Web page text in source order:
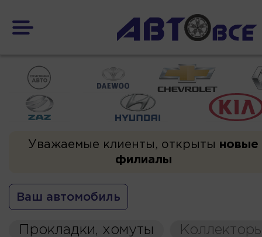
Уважаемые клиенты, открыты новые
филиалы
Ваш автомобиль
Прокладки, хомуты